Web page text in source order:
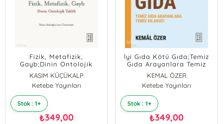
Fizik, Metafizik,
Gayb;Dinin Ontolojik
Teklifi
KASIM KÜÇÜKALP
Ketebe Yayınları
Stok : 1+
₺349,00
İyi Gıda Kötü Gıda;Temiz
Gıda Arayanlara Temiz
Kılavuz!
KEMAL ÖZER
Ketebe Yayınları
Stok : 1+
₺349,00